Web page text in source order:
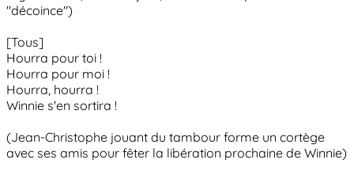
"décoince")
[Tous]
Hourra pour toi !
Hourra pour moi !
Hourra, hourra !
Winnie s'en sortira !
(Jean-Christophe jouant du tambour forme un cortège
avec ses amis pour fêter la libération prochaine de Winnie)